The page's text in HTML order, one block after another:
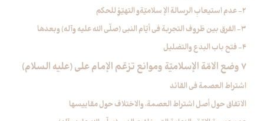
2- عدم استيعابِ الرسالة الإ سلاميّةو التهيّؤِ للحكم
3- الفرق بين ظروف التجربة في أيّام النبي (صلّى الله عليه وآله) وبعدها
4- فتح باب البدع والتضليل
7 وضع الامّة الإسلاميّة وموانع تزعّم الإمام علي (عليه السلام)
اشتراط العصمة في القائد
الاتفاق حول أصل اشتراط العصمة، والاختلاف حول مقاييسها